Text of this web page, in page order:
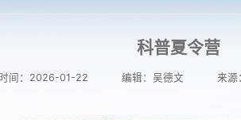
科普夏令营
间：2026-01-22 编辑：吴德文 来源